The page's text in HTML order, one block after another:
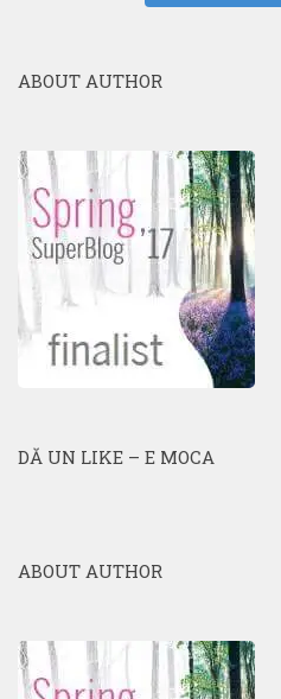
ABOUT AUTHOR
DĂ UN LIKE – E MOCA
ABOUT AUTHOR